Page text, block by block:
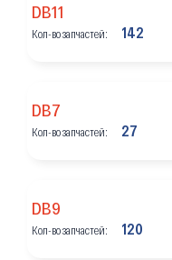
DB11
Кол-во запчастей: 142
DB7
Кол-во запчастей: 27
DB9
Кол-во запчастей: 120